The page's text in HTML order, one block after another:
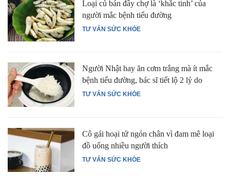
TƯ VẤN SỨC KHỎE
Loại củ bán đầy chợ là ‘khắc tinh’ của
người mắc bệnh tiểu đường
TƯ VẤN SỨC KHỎE
Người Nhật hay ăn cơm trắng mà ít mắc
bệnh tiểu đường, bác sĩ tiết lộ 2 lý do
TƯ VẤN SỨC KHỎE
Cô gái hoại tử ngón chân vì đam mê loại
đồ uống nhiều người thích